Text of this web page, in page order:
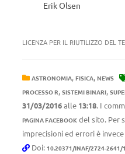
Erik Olsen
LICENZA PER IL RIUTILIZZO DEL
ASTRONOMIA, FISICA, NEWS
PROCESSO R, SISTEMI BINARI,
31/03/2016alle 13:18. I
PAGINA FACEBOOK del sito. Per
imprecisioni ed errori è
Doi: 10.20371/INAF/2724-2641/